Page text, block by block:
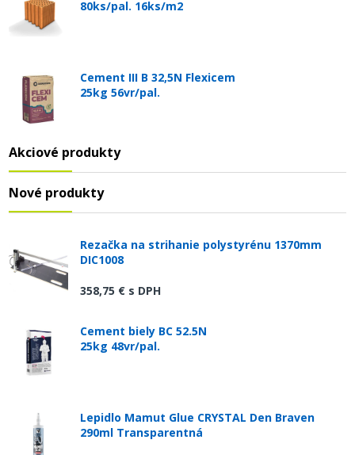
80ks/pal. 16ks/m2
Cement III B 32,5N Flexicem
25kg 56vr/pal.
Akciové produkty
Nové produkty
Rezačka na strihanie polystyrénu 1370mm
DIC1008
358,75 € s DPH
Cement biely BC 52.5N
25kg 48vr/pal.
Lepidlo Mamut Glue CRYSTAL Den Braven
290ml Transparentná